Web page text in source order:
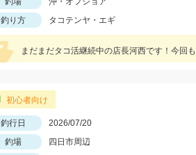
釣り方
タコテンヤ・エギ
まだまだタコ活継続中の店長河西です！今回
初心者向け
釣行日
2026/07/20
釣場
四日市周辺